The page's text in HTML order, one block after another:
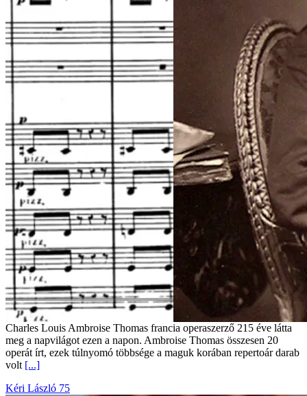
Charles Louis Ambroise Thomas francia operaszerző 215 éve látta
meg a napvilágot ezen a napon. Ambroise Thomas összesen 20
operát írt, ezek túlnyomó többsége a maguk korában repertoár darab
volt [...]
Kéri László 75